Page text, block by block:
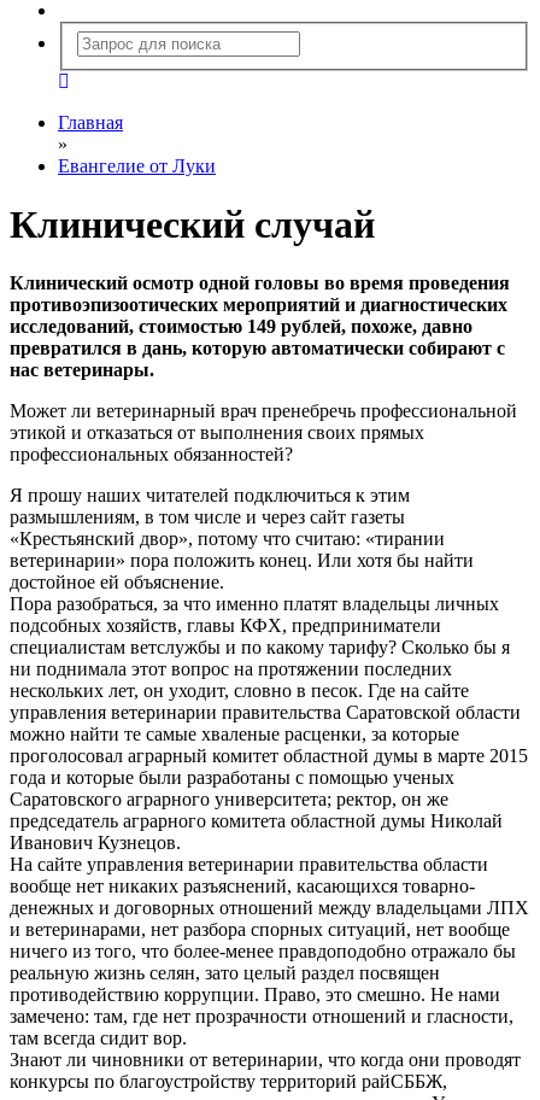
Главная
»
Евангелие от Луки
Клинический случай
Клинический осмотр одной головы во время проведения
противоэпизоотических мероприятий и диагностических
исследований, стоимостью 149 рублей, похоже, давно
превратился в дань, которую автоматически собирают с
нас ветеринары.
Может ли ветеринарный врач пренебречь профессиональной
этикой и отказаться от выполнения своих прямых
профессиональных обязанностей?
Я прошу наших читателей подключиться к этим
размышлениям, в том числе и через сайт газеты
«Крестьянский двор», потому что считаю: «тирании
ветеринарии» пора положить конец. Или хотя бы найти
достойное ей объяснение.
Пора разобраться, за что именно платят владельцы личных
подсобных хозяйств, главы КФХ, предприниматели
специалистам ветслужбы и по какому тарифу? Сколько бы я
ни поднимала этот вопрос на протяжении последних
нескольких лет, он уходит, словно в песок. Где на сайте
управления ветеринарии правительства Саратовской области
можно найти те самые хваленые расценки, за которые
проголосовал аграрный комитет областной думы в марте 2015
года и которые были разработаны с помощью ученых
Саратовского аграрного университета; ректор, он же
председатель аграрного комитета областной думы Николай
Иванович Кузнецов.
На сайте управления ветеринарии правительства области
вообще нет никаких разъяснений, касающихся товарно-
денежных и договорных отношений между владельцами ЛПХ
и ветеринарами, нет разбора спорных ситуаций, нет вообще
ничего из того, что более-менее правдоподобно отражало бы
реальную жизнь селян, зато целый раздел посвящен
противодействию коррупции. Право, это смешно. Не нами
замечено: там, где нет прозрачности отношений и гласности,
там всегда сидит вор.
Знают ли чиновники от ветеринарии, что когда они проводят
конкурсы по благоустройству территорий райСББЖ,